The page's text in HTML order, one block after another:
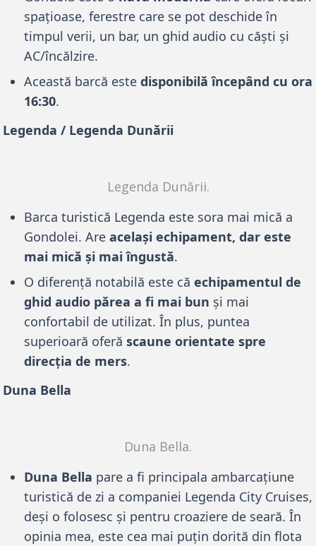
spațioase, ferestre care se pot deschide în
timpul verii, un bar, un ghid audio cu căști și
AC/încălzire.
Această barcă estedisponibilă începând cu ora
16:30.
Legenda / Legenda Dunării
Legenda Dunării.
Barca turistică Legenda este sora mai mică a
Gondolei. Areacelași echipament, dar este
mai mică și mai îngustă.
O diferență notabilă este căechipamentul de
ghid audio părea a fi mai bun și mai
confortabil de utilizat. În plus, puntea
superioară oferăscaune orientate spre
direcția de mers.
Duna Bella
Duna Bella.
Duna Bella pare a fi principala ambarcațiune
turistică de zi a companiei Legenda City Cruises,
deși o folosesc și pentru croaziere de seară. În
opinia mea, este cea mai puțin dorită din flota